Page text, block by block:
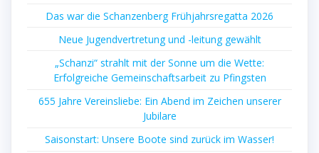
Das war die Schanzenberg Frühjahrsregatta 2026
Neue Jugendvertretung und -leitung gewählt
„Schanzi“ strahlt mit der Sonne um die Wette:
Erfolgreiche Gemeinschaftsarbeit zu Pfingsten
655 Jahre Vereinsliebe: Ein Abend im Zeichen unserer
Jubilare
Saisonstart: Unsere Boote sind zurück im Wasser!